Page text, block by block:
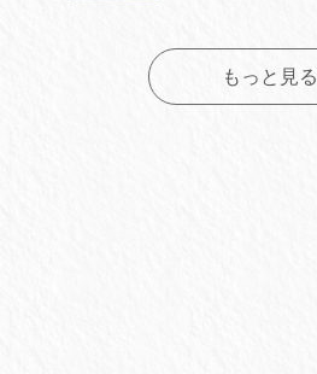
もっと見る